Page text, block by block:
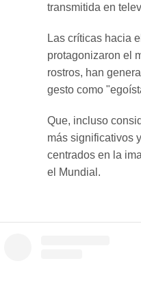
transmitida en
Las críticas hacia el
protagonizaron el
rostros, han
gesto como
Que, incluso
más significativos
centrados en la
el Mundial.